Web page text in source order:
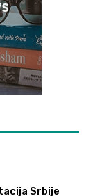
Srbije